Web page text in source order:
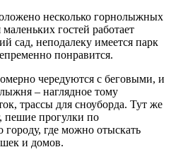
несколько горнолыжных
гостей работает
сад, неподалеку имеется парк
понравится.
чередуются с беговыми, и
– наглядное тому
трассы для сноуборда. Тут же
пешие прогулки по
городу, где можно отыскать
и домов.